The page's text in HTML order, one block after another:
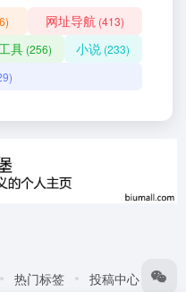
网址导航 (413)
具(256) 小说 (233)
热门标签 投稿中心